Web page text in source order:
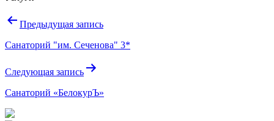
Навигация
записям
Предыдущая запись
Санаторий "им. Сеченова" 3*
Следующая запись
Санаторий «БелокурЪ»